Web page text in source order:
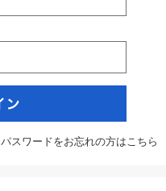
パスワードをお忘れの方はこちら